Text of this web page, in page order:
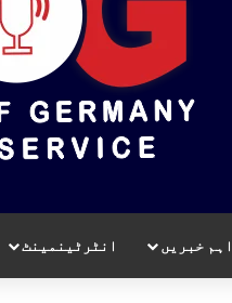
اہم خبریں انٹرٹینمینٹ